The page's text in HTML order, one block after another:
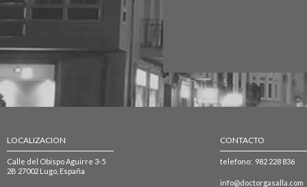
LOCALIZACION
Calle del Obispo Aguirre 3-5
2B 27002 Lugo, España
CONTACTO
telefono: 982 228 836
info@doctorgasalla.com